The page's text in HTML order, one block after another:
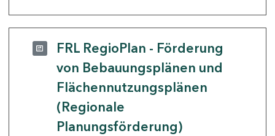
FRL RegioPlan - Förderung
von Bebauungsplänen und
Flächennutzungsplänen
(Regionale
Planungsförderung)